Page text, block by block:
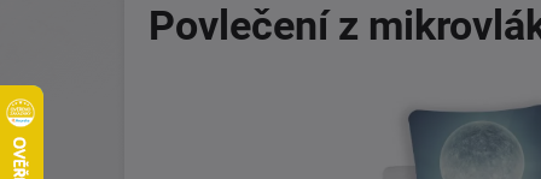
Povlečení z